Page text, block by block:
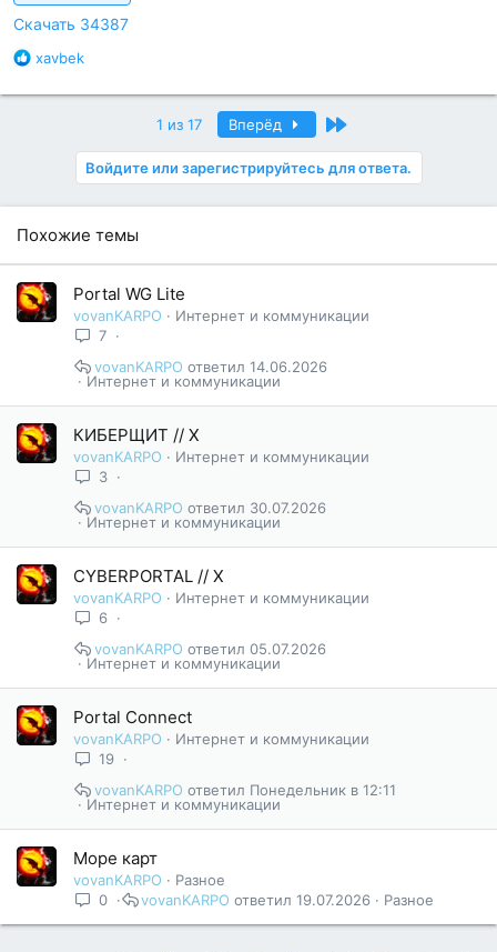
Скачать 34387
Б
а
о
и
:
xavbek
1 из 17 Вперёд Последний
Войдите или зарегистрируйтесь для ответа.
Похожие темы
Portal WG Lite
vovanKARPO
Интернет и коммуникации
7
Интернет и коммуникации
14.06.2026
vovanKARPO
КИБЕРЩИТ // X
vovanKARPO
Интернет и коммуникации
3
Интернет и коммуникации
30.07.2026
vovanKARPO
CYBERPORTAL // X
vovanKARPO
Интернет и коммуникации
6
Интернет и коммуникации
05.07.2026
vovanKARPO
Portal Connect
vovanKARPO
Интернет и коммуникации
19
Интернет и коммуникации
Понедельник в 12:11
vovanKARPO
Море карт
vovanKARPO
Разное
0
Разное
19.07.2026
vovanKARPO